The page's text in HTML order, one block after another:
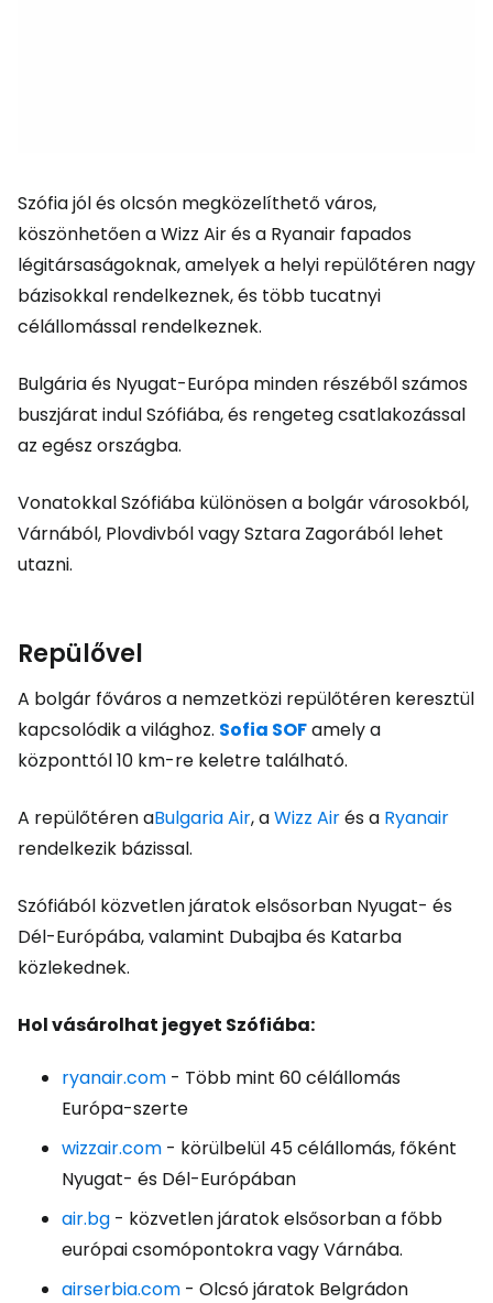
Szófia jól és olcsón megközelíthető város,
köszönhetően a Wizz Air és a Ryanair fapados
légitársaságoknak, amelyek a helyi repülőtéren nagy
bázisokkal rendelkeznek, és több tucatnyi
célállomással rendelkeznek.
Bulgária és Nyugat-Európa minden részéből számos
buszjárat indul Szófiába, és rengeteg csatlakozással
az egész országba.
Vonatokkal Szófiába különösen a bolgár városokból,
Várnából, Plovdivból vagy Sztara Zagorából lehet
utazni.
Repülővel
A bolgár főváros a nemzetközi repülőtéren keresztül
kapcsolódik a világhoz. Sofia SOFamely a
központtól 10 km-re keletre található.
A repülőtéren aBulgaria Air, aWizz Airés a Ryanair
rendelkezik bázissal.
Szófiából közvetlen járatok elsősorban Nyugat- és
Dél-Európába, valamint Dubajba és Katarba
közlekednek.
Hol vásárolhat jegyet Szófiába:
ryanair.com - Több mint 60 célállomás
Európa-szerte
wizzair.com - körülbelül 45 célállomás, főként
Nyugat- és Dél-Európában
air.bg - közvetlen járatok elsősorban a főbb
európai csomópontokra vagy Várnába.
airserbia.com - Olcsó járatok Belgrádon